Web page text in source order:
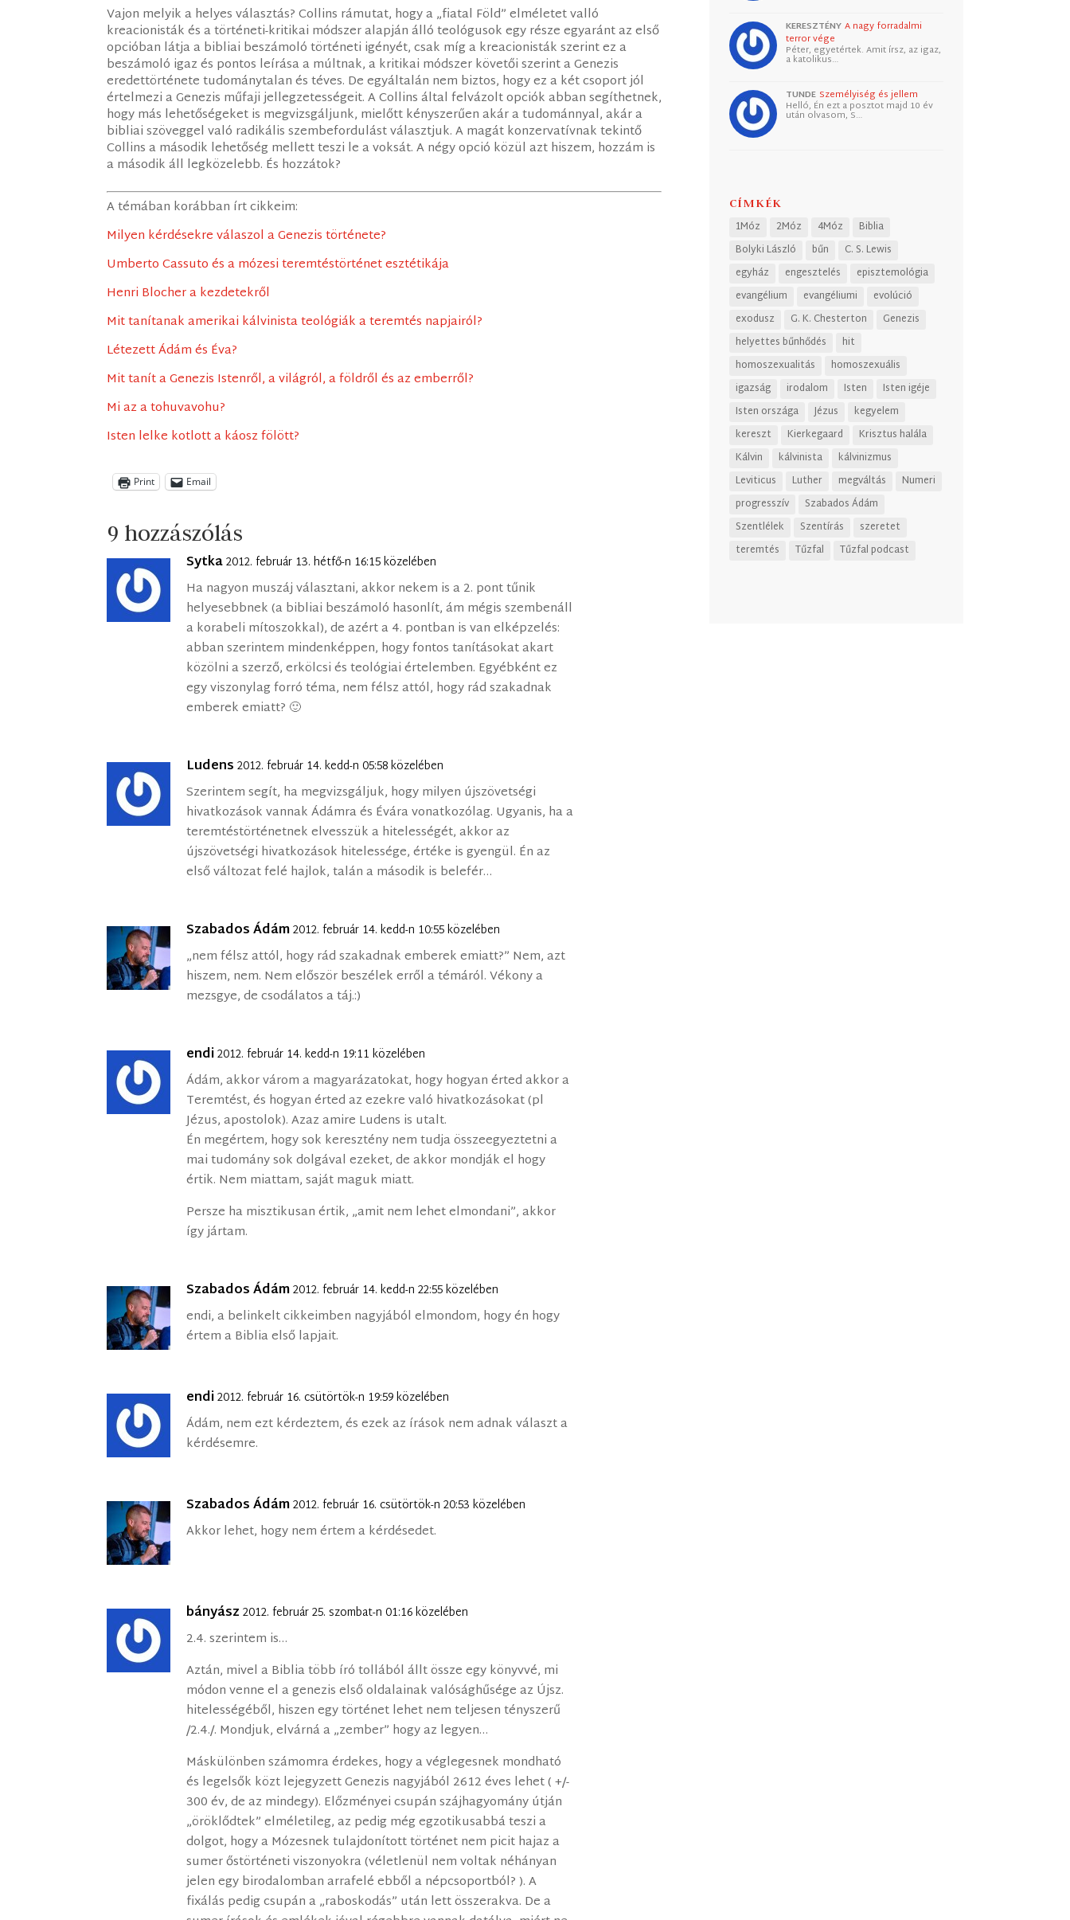
Vajon melyik a helyes választás? Collins rámutat, hogy a „fiatal Föld” elméletet valló
kreacionisták és a történeti-kritikai módszer alapján álló teológusok egy része egyaránt az első
opcióban látja a bibliai beszámoló történeti igényét, csak míg a kreacionisták szerint ez a
beszámoló igaz és pontos leírása a múltnak, a kritikai módszer követői szerint a Genezis
eredettörténete tudománytalan és téves. De egyáltalán nem biztos, hogy ez a két csoport jól
értelmezi a Genezis műfaji jellegzetességeit. A Collins által felvázolt opciók abban segíthetnek,
hogy más lehetőségeket is megvizsgáljunk, mielőtt kényszerűen akár a tudománnyal, akár a
bibliai szöveggel való radikális szembefordulást választjuk. A magát konzervatívnak tekintő
Collins a második lehetőség mellett teszi le a voksát. A négy opció közül azt hiszem, hozzám is
a második áll legközelebb. És hozzátok?
A témában korábban írt cikkeim:
Milyen kérdésekre válaszol a Genezis története?
Umberto Cassuto és a mózesi teremtéstörténet esztétikája
Henri Blocher a kezdetekről
Mit tanítanak amerikai kálvinista teológiák a teremtés napjairól?
Létezett Ádám és Éva?
Mit tanít a Genezis Istenről, a világról, a földről és az emberről?
Mi az a tohuvavohu?
Isten lelke kotlott a káosz fölött?
Print Email
9 hozzászólás
Sytka2012. február 13. hétfő-n 16:15 közelében
Ha nagyon muszáj választani, akkor nekem is a 2. pont tűnik
helyesebbnek (a bibliai beszámoló hasonlít, ám mégis szembenáll
a korabeli mítoszokkal), de azért a 4. pontban is van elképzelés:
abban szerintem mindenképpen, hogy fontos tanításokat akart
közölni a szerző, erkölcsi és teológiai értelemben. Egyébként ez
egy viszonylag forró téma, nem félsz attól, hogy rád szakadnak
emberek emiatt? 🙂
Ludens 2012. február 14. kedd-n 05:58 közelében
Szerintem segít, ha megvizsgáljuk, hogy milyen újszövetségi
hivatkozások vannak Ádámra és Évára vonatkozólag. Ugyanis, ha a
teremtéstörténetnek elvesszük a hitelességét, akkor az
újszövetségi hivatkozások hitelessége, értéke is gyengül. Én az
első változat felé hajlok, talán a második is belefér…
Szabados Ádám2012. február 14. kedd-n 10:55 közelében
„nem félsz attól, hogy rád szakadnak emberek emiatt?” Nem, azt
hiszem, nem. Nem először beszélek erről a témáról. Vékony a
mezsgye, de csodálatos a táj.:)
endi2012. február 14. kedd-n 19:11 közelében
Ádám, akkor várom a magyarázatokat, hogy hogyan érted akkor a
Teremtést, és hogyan érted az ezekre való hivatkozásokat (pl
Jézus, apostolok). Azaz amire Ludens is utalt.
Én megértem, hogy sok keresztény nem tudja összeegyeztetni a
mai tudomány sok dolgával ezeket, de akkor mondják el hogy
értik. Nem miattam, saját maguk miatt.
Persze ha misztikusan értik, „amit nem lehet elmondani”, akkor
így jártam.
Szabados Ádám2012. február 14. kedd-n 22:55 közelében
endi, a belinkelt cikkeimben nagyjából elmondom, hogy én hogy
értem a Biblia első lapjait.
endi2012. február 16. csütörtök-n 19:59 közelében
Ádám, nem ezt kérdeztem, és ezek az írások nem adnak választ a
kérdésemre.
Szabados Ádám2012. február 16. csütörtök-n 20:53 közelében
Akkor lehet, hogy nem értem a kérdésedet.
bányász 2012. február 25. szombat-n 01:16 közelében
2.4. szerintem is…
Aztán, mivel a Biblia több író tollából állt össze egy könyvvé, mi
módon venne el a genezis első oldalainak valósághűsége az Újsz.
hitelességéből, hiszen egy történet lehet nem teljesen tényszerű
/2.4./. Mondjuk, elvárná a „zember” hogy az legyen…
Máskülönben számomra érdekes, hogy a véglegesnek mondható
és legelsők közt lejegyzett Genezis nagyjából 2612 éves lehet ( +/-
300 év, de az mindegy). Előzményei csupán szájhagyomány útján
„öröklődtek” elméletileg, az pedig még egzotikusabbá teszi a
dolgot, hogy a Mózesnek tulajdonított történet nem picit hajaz a
sumer őstörténeti viszonyokra (véletlenül nem voltak néhányan
jelen egy birodalomban arrafelé ebből a népcsoportból? ). A
fixálás pedig csupán a „raboskodás” után lett összerakva. De a
KERESZTÉNY A nagy forradalmi
terror vége
Péter, egyetértek. Amit írsz, az igaz,
a katolikus…
TUNDE Személyiség és jellem
Helló, Én ezt a posztot majd 10 év
után olvasom, S…
CÍMKÉK
1Móz 2Móz 4Móz
Biblia
Bolyki László
bűn
C. S. Lewis
egyház
engesztelés
episztemológia
evangélium
evangéliumi
evolúció
exodusz
G. K. Chesterton
Genezis
helyettes bűnhődés
hit
homoszexualitás
homoszexuális
igazság
irodalom Isten
Isten igéje
Isten országa
Jézus
kegyelem
kereszt
Kierkegaard
Krisztus halála
Kálvin
kálvinista
kálvinizmus
Leviticus
Luther megváltás
Numeri
progresszív
Szabados Ádám
Szentlélek
Szentírás
szeretet
teremtés
Tűzfal Tűzfal podcast